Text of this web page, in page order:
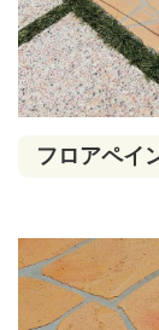
フロアペイ